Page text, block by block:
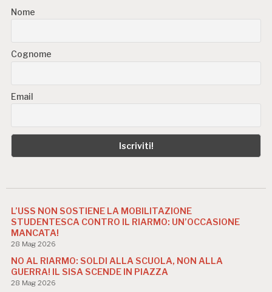
Nome
Cognome
Email
L’USS NON SOSTIENE LA MOBILITAZIONE
STUDENTESCA CONTRO IL RIARMO: UN’OCCASIONE
MANCATA!
28 Mag 2026
NO AL RIARMO: SOLDI ALLA SCUOLA, NON ALLA
GUERRA! IL SISA SCENDE IN PIAZZA
28 Mag 2026